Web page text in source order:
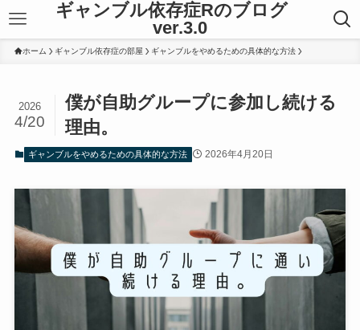
ギャンブル依存症Rのブログ
ver.3.0
ホーム ギャンブル依存症の部屋 ギャンブルをやめるための具体的な方法
僕が自助グループに参加し続ける
理由。
2026
4/20
ギャンブルをやめるための具体的な方法 2026年4月20日